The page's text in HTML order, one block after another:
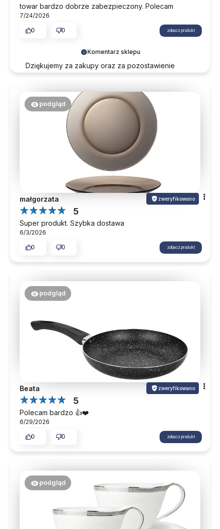
Komentarz sklepu
Dziękujemy za zakupy oraz za pozostawienie
towar bardzo dobrze zabezpieczony. Polecam
7/24/2026
0
0 zobacz produkt
podgląd
małgorzata zweryfikowano
5
Super produkt. Szybka dostawa
6/3/2026
0
0 zobacz produkt
podgląd
Beata zweryfikowano
5
Polecam bardzo 👍️❤️
6/29/2026
0
0 zobacz produkt
podgląd